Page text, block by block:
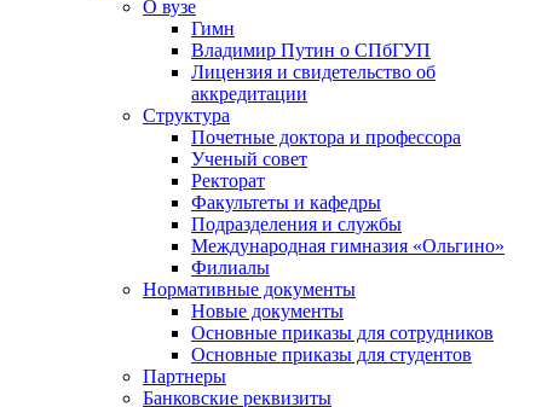
О вузе
Гимн
Владимир Путин о СПбГУП
Лицензия и свидетельство об
аккредитации
Структура
Почетные доктора и профессора
Ученый совет
Ректорат
Факультеты и кафедры
Подразделения и службы
Международная гимназия «Ольгино»
Филиалы
Нормативные документы
Новые документы
Основные приказы для сотрудников
Основные приказы для студентов
Партнеры
Банковские реквизиты